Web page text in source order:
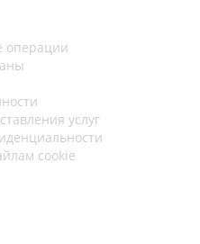
операции
услуг
cookie